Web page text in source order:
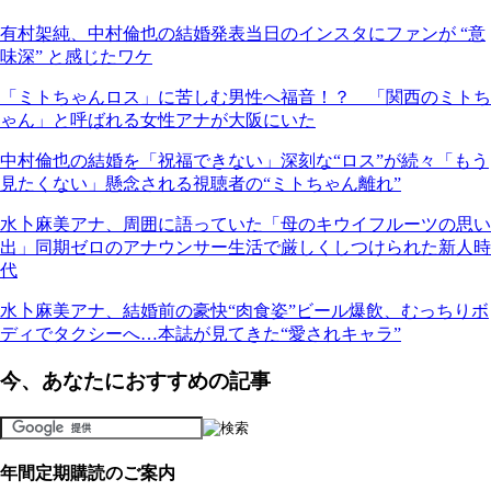
有村架純、中村倫也の結婚発表当日のインスタにファンが “意
味深” と感じたワケ
「ミトちゃんロス」に苦しむ男性へ福音！？ 「関西のミトち
ゃん」と呼ばれる女性アナが大阪にいた
中村倫也の結婚を「祝福できない」深刻な“ロス”が続々「もう
見たくない」懸念される視聴者の“ミトちゃん離れ”
水卜麻美アナ、周囲に語っていた「母のキウイフルーツの思い
出」同期ゼロのアナウンサー生活で厳しくしつけられた新人時
代
水卜麻美アナ、結婚前の豪快“肉食姿”ビール爆飲、むっちりボ
ディでタクシーへ…本誌が見てきた“愛されキャラ”
今、あなたにおすすめの記事
年間定期購読のご案内